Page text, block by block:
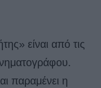
είναι από τις
παραμένει η